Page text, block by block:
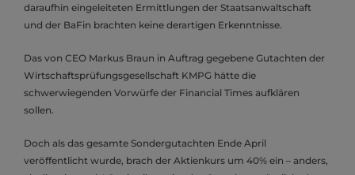
daraufhin eingeleiteten Ermittlungen der Staatsanwaltschaft
und der BaFin brachten keine derartigen Erkenntnisse.
Das von CEO Markus Braun in Auftrag gegebene Gutachten der
Wirtschaftsprüfungsgesellschaft KMPG hätte die
schwerwiegenden Vorwürfe der Financial Times aufklären
sollen.
Doch als das gesamte Sondergutachten Ende April
veröffentlicht wurde, brach der Aktienkurs um 40% ein – anders,